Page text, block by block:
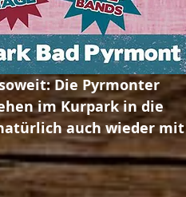
Die Pyrmonter
im Kurpark in die
auch wieder mit